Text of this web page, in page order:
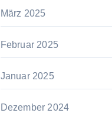
März 2025
Februar 2025
Januar 2025
Dezember 2024